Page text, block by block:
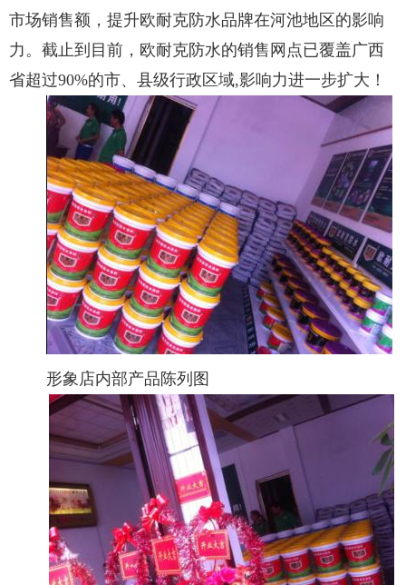
市场销售额，提升欧耐克防水品牌在河池地区的影响
力。截止到目前，欧耐克防水的销售网点已覆盖广西
省超过90%的市、县级行政区域,影响力进一步扩大！
形象店内部产品陈列图